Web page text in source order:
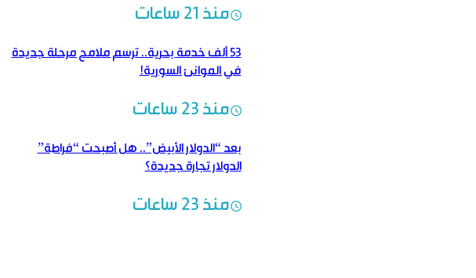
منذ 21 ساعات
53 ألف خدمة بحرية.. ترسم ملامح مرحلة جديدة
في الموانئ السورية!
منذ 23 ساعات
بعد “الدولار الأبيض”.. هل أصبحت “فراطة”
الدولار تجارة جديدة؟
منذ 23 ساعات